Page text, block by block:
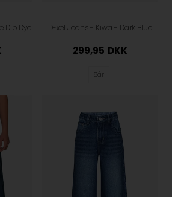
Dip Dye D-xel Jeans - Kiwa - Dark Blue
299,95 DKK
8år